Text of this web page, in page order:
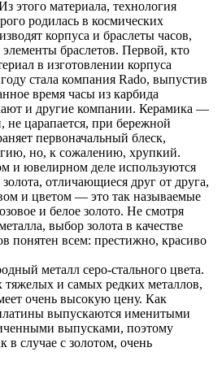
этого материала, технология
родилась в космических
корпуса и браслеты часов,
браслетов. Первой, кто
в изготовлении корпуса
стала компания Rado, выпустив
время часы из карбида
и другие компании. Керамика —
не царапается, при бережной
первоначальный блеск,
но, к сожалению, хрупкий.
и ювелирном деле используются
отличающиеся друг от друга,
и цветом — это так называемые
и белое золото. Не смотря
выбор золота в качестве
понятен всем: престижно, красиво
металл серо-стального цвета.
и самых редких металлов,
очень высокую цену. Как
выпускаются именитыми
выпусками, поэтому
в случае с золотом, очень